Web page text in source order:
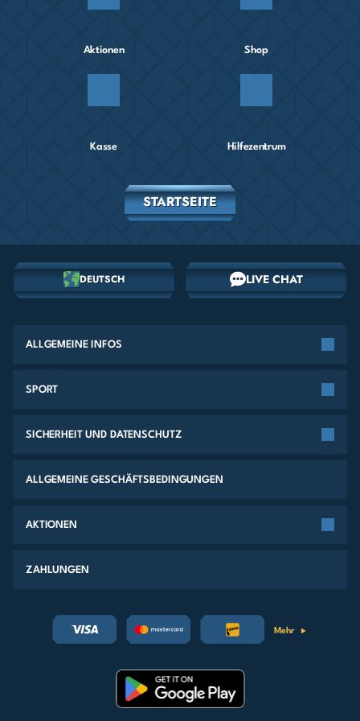
Aktionen Shop
Kasse Hilfezentrum
STARTSEITE
DEUTSCH LIVE CHAT
ALLGEMEINE INFOS
SPORT
SICHERHEIT UND DATENSCHUTZ
ALLGEMEINE GESCHÄFTSBEDINGUNGEN
AKTIONEN
ZAHLUNGEN
Mehr